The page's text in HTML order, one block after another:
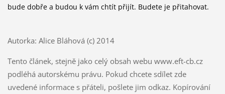
bude dobře a budou k vám chtít přijít. Budete je přitahovat.
Autorka: Alice Bláhová (c) 2014
Tento článek, stejně jako celý obsah webu www.eft-cb.cz
podléhá autorskému právu. Pokud chcete sdílet zde
uvedené informace s přáteli, pošlete jim odkaz. Kopírování